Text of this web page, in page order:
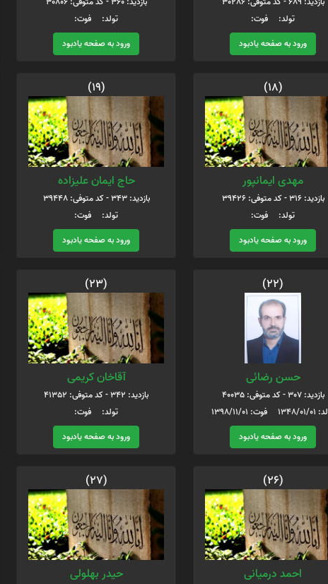
تولد: فوت:
ورود به صفحه یادبود
تولد: فوت:
ورود به صفحه یادبود
(18)
مهدی ایمانپور
بازدید: 316 - کد متوفی: 39426
تولد: فوت:
ورود به صفحه یادبود
(19)
حاج ایمان علیزاده
بازدید: 343 - کد متوفی: 39448
تولد: فوت:
ورود به صفحه یادبود
(22)
حسن رضائی
بازدید: 307 - کد متوفی: 40035
1398/11/01
ورود به صفحه یادبود
(23)
آقاخان کریمی
بازدید: 342 - کد متوفی: 41352
تولد: فوت:
ورود به صفحه یادبود
(26)
احمد درمیانی
(27)
حیدر بهلولی